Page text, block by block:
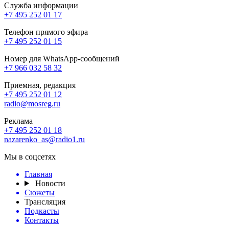
Служба информации
+7 495 252 01 17
Телефон прямого эфира
+7 495 252 01 15
Номер для WhatsApp-сообщений
+7 966 032 58 32
Приемная, редакция
+7 495 252 01 12
radio@mosreg.ru
Реклама
+7 495 252 01 18
nazarenko_as@radio1.ru
Мы в соцсетях
Главная
Новости
Сюжеты
Трансляция
Подкасты
Контакты